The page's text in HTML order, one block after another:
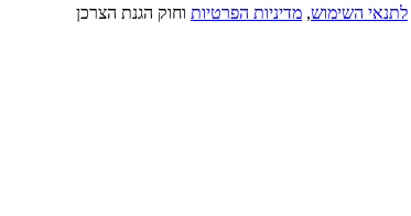
לתנאי השימוש, מדיניות הפרטיות וחוק הגנת הצרכן